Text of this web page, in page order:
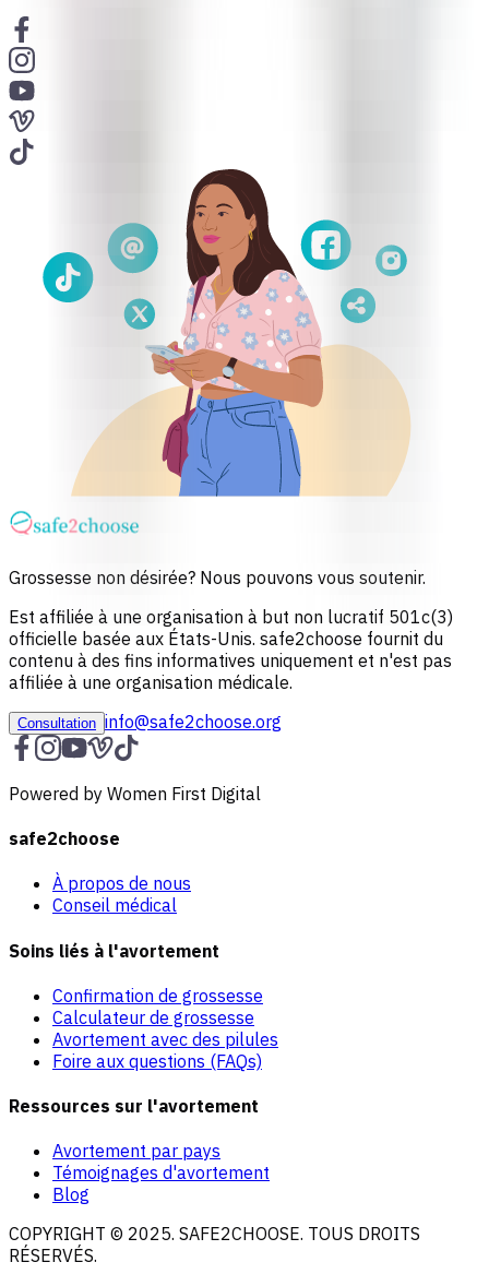
Grossesse non désirée? Nous pouvons vous soutenir.
Est affiliée à une organisation à but non lucratif 501c(3)
officielle basée aux États-Unis. safe2choose fournit du
contenu à des fins informatives uniquement et n'est pas
affiliée à une organisation médicale.
Consultation info@safe2choose.org
Powered by Women First Digital
safe2choose
À propos de nous
Conseil médical
Soins liés à l'avortement
Confirmation de grossesse
Calculateur de grossesse
Avortement avec des pilules
Foire aux questions (FAQs)
Ressources sur l'avortement
Avortement par pays
Témoignages d'avortement
Blog
COPYRIGHT © 2025. SAFE2CHOOSE. TOUS DROITS
RÉSERVÉS.